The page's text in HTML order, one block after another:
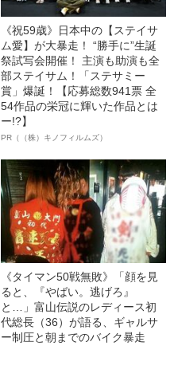
《祝59歳》日本中の【ステイサ
ム愛】が大暴走！ “勝手に”生誕
祭試写会開催！ 主演も助演も全
部ステイサム！「ステサミー
賞」爆誕！【応募総数941票 全
54作品の栄冠に輝いた作品とは
ー!?】
PR（（株）キノフィルムズ）
《タイマン50戦無敗》「顔を見
ると、『やばい。逃げろ』
と…」富山伝説のレディース初
代総長（36）が語る、ギャルサ
ー制圧と朝までのバイク暴走